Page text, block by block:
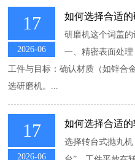
17
2026-06
如何选择合适的
研磨机这个词盖
一、精密表面处
工件与目标：确认材质（如锌合
选研磨机。...
17
2026-06
如何选择合适
选择转台式抛丸